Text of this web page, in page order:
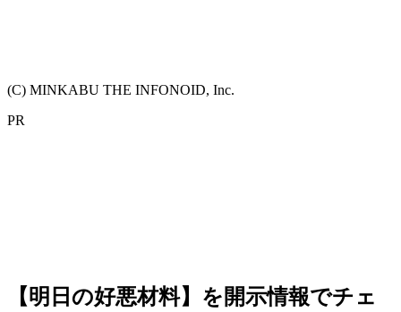
(C) MINKABU THE INFONOID, Inc.
PR
【明日の好悪材料】を開示情報でチェ